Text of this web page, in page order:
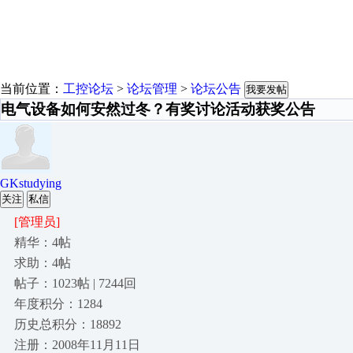
当前位置： 工控论坛 > 论坛管理 > 论坛公告 我要发帖
电气设备如何安然过冬？有奖讨论活动获奖公告
GKstudying
关注 私信
[管理员]
精华：4帖
求助：4帖
帖子：1023帖 | 7244回
年度积分：1284
历史总积分：18892
注册：2008年11月11日